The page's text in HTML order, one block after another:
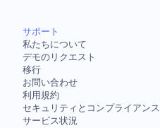
サポート
私たちについて
デモのリクエスト
移行
お問い合わせ
利用規約
セキュリティとコンプライアンス
サービス状況